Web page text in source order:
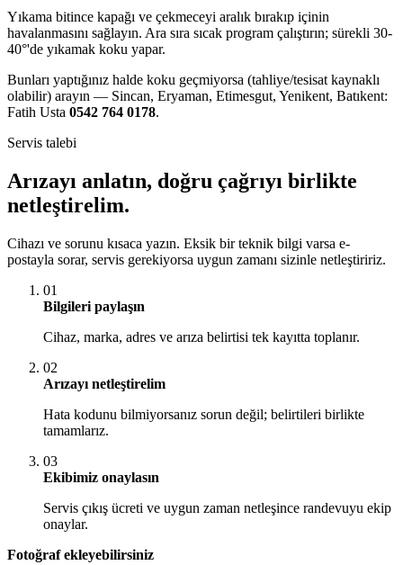
Yıkama bitince kapağı ve çekmeceyi aralık bırakıp içinin
havalanmasını sağlayın. Ara sıra sıcak program çalıştırın; sürekli 30-
40°'de yıkamak koku yapar.
Bunları yaptığınız halde koku geçmiyorsa (tahliye/tesisat kaynaklı
olabilir) arayın — Sincan, Eryaman, Etimesgut, Yenikent, Batıkent:
Fatih Usta 0542 764 0178.
Servis talebi
Arızayı anlatın, doğru çağrıyı birlikte
netleştirelim.
Cihazı ve sorunu kısaca yazın. Eksik bir teknik bilgi varsa e-
postayla sorar, servis gerekiyorsa uygun zamanı sizinle netleştiririz.
01
Bilgileri paylaşın
Cihaz, marka, adres ve arıza belirtisi tek kayıtta toplanır.
02
Arızayı netleştirelim
Hata kodunu bilmiyorsanız sorun değil; belirtileri birlikte
tamamlarız.
03
Ekibimiz onaylasın
Servis çıkış ücreti ve uygun zaman netleşince randevuyu ekip
onaylar.
Fotoğraf ekleyebilirsiniz